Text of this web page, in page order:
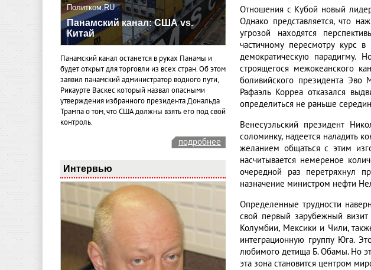
Политком.RU
Панамский канал: США vs.
Китай
Панамский канал останется в руках Панамы и
будет открыт для торговли из всех стран. Об этом
заявил панамский администратор водного пути,
Рикаурте Васкес который назвал опасными
утверждения избранного президента Дональда
Трампа о том, что США должны взять его под свой
контроль.
подробнее
Интервью
Отношения с Кубой новый
Однако представляется, что
угрозой находятся
частичному пересмотру курс
демократическую парадигму.
строящегося межокеанского
боливийского президента Эво
Рафаэль Корреа отказался
определиться не раньше
Венесуэльский президент
соломинку, надеется наладить
желанием общаться с этим
насчитывается немереное
очередной раз перетряхнул
назначение министром нефти
Определенные трудности
свой первый зарубежный
Колумбии, Мексики и Чили,
интеграционную группу Юга.
любимого детища Б. Обамы. Но
эта зона становится центром